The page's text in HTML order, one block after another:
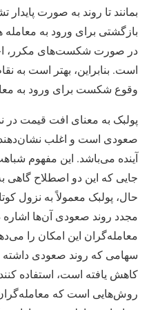
بمانند تا روند به صورت
بازگشتی برای ورود به معامله
در صورت شکست‌های مکرر،
است. بنابراین، بهتر است به
وقوع شکست برای ورود به
پولبک به معنای افت قیمت در
صعودی است و اغلب
آینده می‌باشد. این مفهوم
جایی که این دو اصطلاح گاهی
حال، پولبک معمولاً به نزول
مجدد روند صعودی آن‌ها اشاره
معامله‌گران این امکان را
سهامی که روند صعودی
کاهش یافته است، استفاده
روش‌هایی است که معامله‌گران